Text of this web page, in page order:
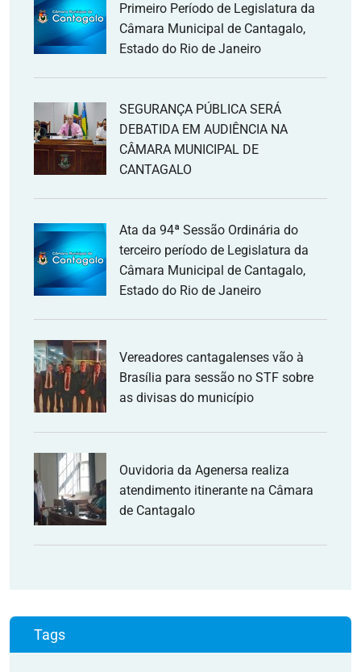
Primeiro Período de Legislatura da
Câmara Municipal de Cantagalo,
Estado do Rio de Janeiro
SEGURANÇA PÚBLICA SERÁ
DEBATIDA EM AUDIÊNCIA NA
CÂMARA MUNICIPAL DE
CANTAGALO
Ata da 94ª Sessão Ordinária do
terceiro período de Legislatura da
Câmara Municipal de Cantagalo,
Estado do Rio de Janeiro
Vereadores cantagalenses vão à
Brasília para sessão no STF sobre
as divisas do município
Ouvidoria da Agenersa realiza
atendimento itinerante na Câmara
de Cantagalo
Tags